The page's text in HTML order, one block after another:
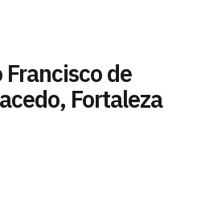
Francisco de
Fortaleza